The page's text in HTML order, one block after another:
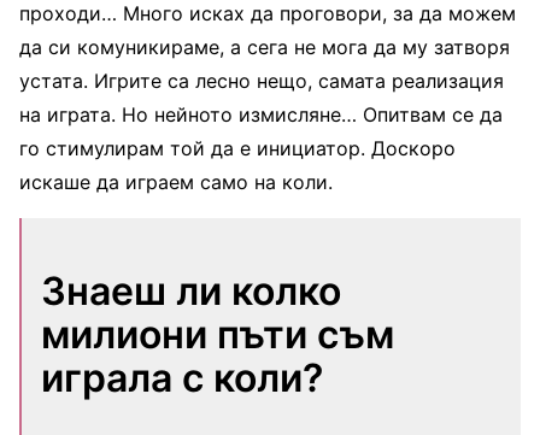
проходи… Много исках да проговори, за да можем
да си комуникираме, а сега не мога да му затворя
устата. Игрите са лесно нещо, самата реализация
на играта. Но нейното измисляне… Опитвам се да
го стимулирам той да е инициатор. Доскоро
искаше да играем само на коли.
Знаеш ли колко
милиони пъти съм
играла с коли?